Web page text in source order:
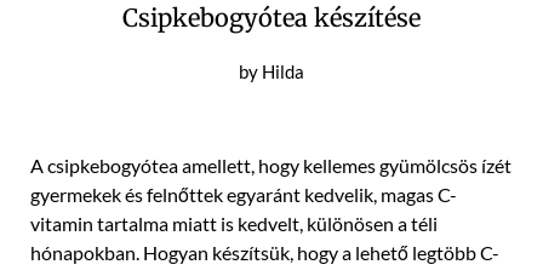
Csipkebogyótea készítése
Posted
10-
14
by Hilda
A csipkebogyótea amellett, hogy kellemes gyümölcsös ízét
gyermekek és felnőttek egyaránt kedvelik, magas C-
vitamin tartalma miatt is kedvelt, különösen a téli
hónapokban. Hogyan készítsük, hogy a lehető legtöbb C-